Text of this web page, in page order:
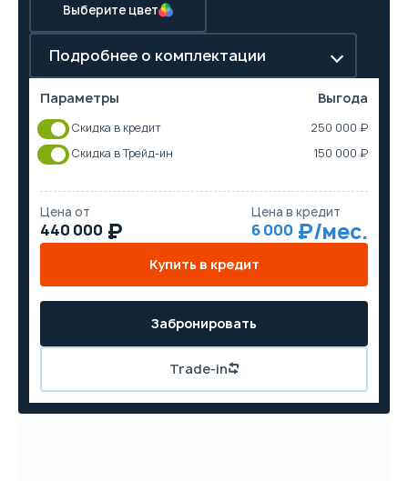
Выберите цвет
Подробнее о комплектации
Параметры Выгода
Скидка в кредит
250 000 ₽
Скидка в Трейд-ин
150 000 ₽
Цена от
440 000
Цена в кредит
6 000
Купить в кредит
Trade-in
Забронировать